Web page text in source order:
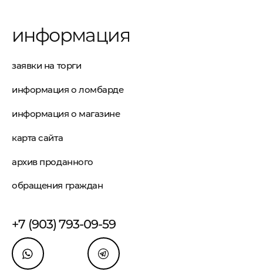
информация
заявки на торги
информация о ломбарде
информация о магазине
карта сайта
архив проданного
обращения граждан
+7 (903) 793-09-59